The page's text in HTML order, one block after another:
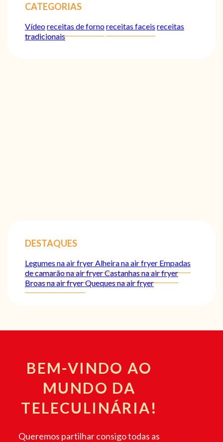
CATEGORIAS
Vídeoreceitas de fornoreceitas faceis receitas
tradicionais
DESTAQUES
Legumes na air fryer Alheira na air fryer Empadas
de camarão na air fryerCastanhas na air fryer
Broas na air fryerQueques na air fryer
BEM-VINDO AO
MUNDO DA
TELECULINÁRIA!
Queremos partilhar consigo todas as